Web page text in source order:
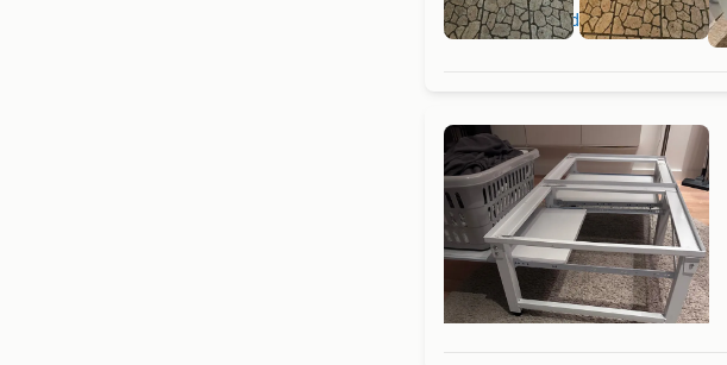
Bekijk alle 45 advertenties